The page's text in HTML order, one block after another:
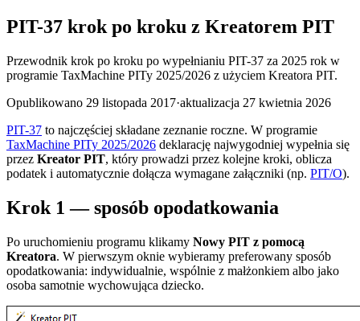
PIT-37 krok po kroku z Kreatorem PIT
Przewodnik krok po kroku po wypełnianiu PIT-37 za 2025 rok w
programie TaxMachine PITy 2025/2026 z użyciem Kreatora PIT.
Opublikowano 29 listopada 2017·aktualizacja 27 kwietnia 2026
PIT-37 to najczęściej składane zeznanie roczne. W programie
TaxMachine PITy 2025/2026 deklarację najwygodniej wypełnia się
przez Kreator PIT, który prowadzi przez kolejne kroki, oblicza
podatek i automatycznie dołącza wymagane załączniki (np. PIT/O).
Krok 1 — sposób opodatkowania
Po uruchomieniu programu klikamy Nowy PIT z pomocą
Kreatora. W pierwszym oknie wybieramy preferowany sposób
opodatkowania: indywidualnie, wspólnie z małżonkiem albo jako
osoba samotnie wychowująca dziecko.